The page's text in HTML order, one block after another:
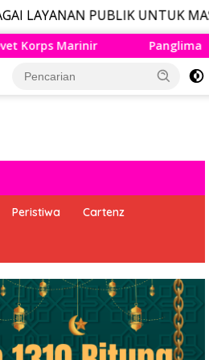
UNTUK MASYARAKAT,
TNI dan Menhan RI Yakinkan
Peristiwa Cartenz